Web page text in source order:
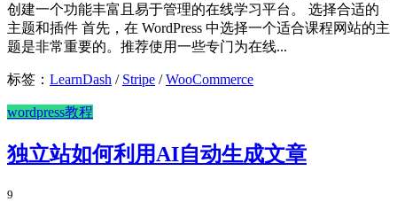
创建一个功能丰富且易于管理的在线学习平台。 选择合适的
主题和插件 首先，在 WordPress 中选择一个适合课程网站的主
题是非常重要的。推荐使用一些专门为在线...
标签： LearnDash / Stripe /WooCommerce
wordpress教程
独立站如何利用AI自动生成文章
9